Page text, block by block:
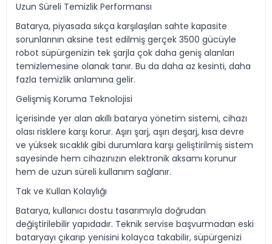
Uzun Süreli Temizlik Performansı
Batarya, piyasada sıkça karşılaşılan sahte kapasite
sorunlarının aksine test edilmiş gerçek 3500 gücüyle
robot süpürgenizin tek şarjla çok daha geniş alanları
temizlemesine olanak tanır. Bu da daha az kesinti, daha
fazla temizlik anlamına gelir.
Gelişmiş Koruma Teknolojisi
İçerisinde yer alan akıllı batarya yönetim sistemi, cihazı
olası risklere karşı korur. Aşırı şarj, aşırı deşarj, kısa devre
ve yüksek sıcaklık gibi durumlara karşı geliştirilmiş sistem
sayesinde hem cihazınızın elektronik aksamı korunur
hem de uzun süreli kullanım sağlanır.
Tak ve Kullan Kolaylığı
Batarya, kullanıcı dostu tasarımıyla doğrudan
değiştirilebilir yapıdadır. Teknik servise başvurmadan eski
bataryayı çıkarıp yenisini kolayca takabilir, süpürgenizi